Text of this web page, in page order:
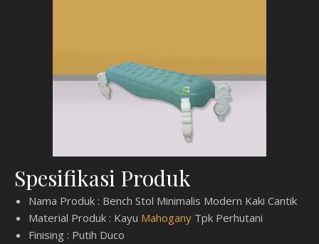
Spesifikasi Produk
Nama Produk : Bench Stol Minimalis Modern Kaki Cantik
Material Produk : Kayu Mahogany Tpk Perhutani
Finising : Putih Duco